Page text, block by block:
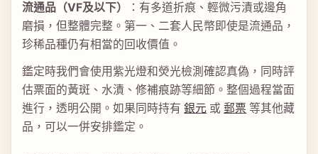
流通品（VF及以下）
：有多道折痕、輕微污漬或邊角
磨損，但整體完整。第一、二套人民幣即使是流通品，
珍稀品種仍有相當的回收價值。
鑑定時我們會使用紫光燈和熒光檢測確認真偽，同時評
估票面的黃斑、水漬、修補痕跡等細節。整個過程當面
進行，透明公開。如果同時持有銀元 或郵票 等其他藏
品，可以一併安排鑑定。